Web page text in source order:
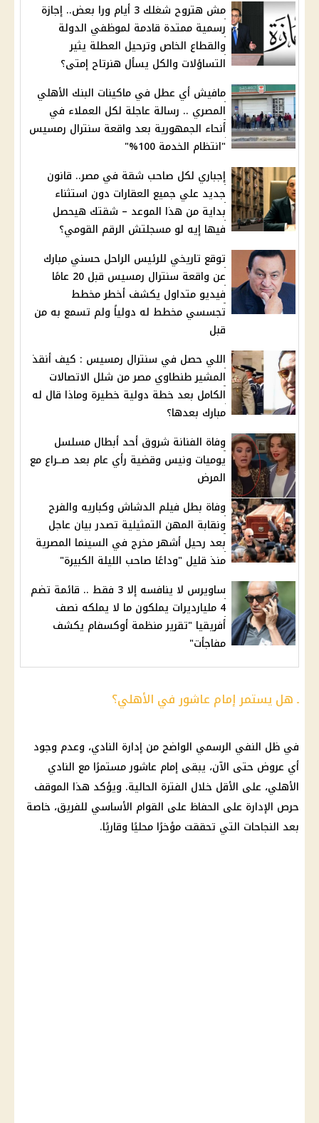
مش هتروح شغلك 3 أيام ورا بعض.. إجازة
رسمية ممتدة قادمة لموظفي الدولة
والقطاع الخاص وترحيل العطلة يثير
التساؤلات والكل يسأل هنرتاح إمتى؟
مافيش أي عطل في ماكينات البنك الأهلي
المصري .. رسالة عاجلة لكل العملاء في
أنحاء الجمهورية بعد واقعة سنترال رمسيس
"انتظام الخدمة 100%"
إجباري لكل صاحب شقة في مصر.. قانون
جديد علي جميع العقارات دون استثناء
بداية من هذا الموعد – شقتك هيحصل
فيها إيه لو مسجلتش الرقم القومي؟
توقع تاريخي للرئيس الراحل حسني مبارك
عن واقعة سنترال رمسيس قبل 20 عامًا
فيديو متداول يكشف أخطر مخطط
تجسسي مخطط له دولياً ولم تسمع به من
قبل
اللي حصل في سنترال رمسيس : كيف أنقذ
المشير طنطاوي مصر من شلل الاتصالات
الكامل بعد خطة دولية خطيرة وماذا قال له
مبارك بعدها؟
وفاة الفنانة شروق أحد أبطال مسلسل
يوميات ونيس وقضية رأي عام بعد صــراع مع
المرض
وفاة بطل فيلم الدشاش وكباريه والفرح
ونقابة المهن التمثيلية تصدر بيان عاجل
بعد رحيل أشهر مخرج في السينما المصرية
منذ قليل "وداعًا صاحب الليلة الكبيرة"
ساويرس لا ينافسه إلا 3 فقط .. قائمة تضم
4 مليارديرات يملكون ما لا يملكه نصف
أفريقيا "تقرير منظمة أوكسفام يكشف
مفاجأت"
ـ هل يستمر إمام عاشور في الأهلي؟
في ظل النفي الرسمي الواضح من إدارة النادي، وعدم وجود
أي عروض حتى الآن، يبقى إمام عاشورمستمرًا مع النادي
الأهلي، على الأقل خلال الفترة الحالية. ويؤكد هذا الموقف
حرص الإدارة على الحفاظ على القوام الأساسي للفريق، خاصة
بعد النجاحات التي تحققت مؤخرًا محليًا وقاريًا.